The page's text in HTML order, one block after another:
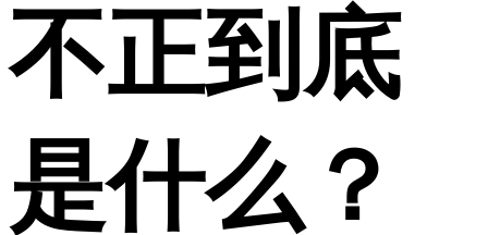
不正到底
是什么？